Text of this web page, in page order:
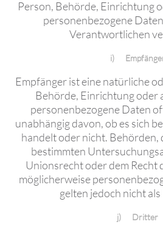
Person, Behörde, Einrichtung
personenbezogene
Verantwortlichen
i)
Empfänger ist eine natürliche
Behörde, Einrichtung oder
personenbezogene Daten
unabhängig davon, ob es sich
handelt oder nicht. Behörden,
bestimmten
Unionsrecht oder dem Recht
möglicherweise
gelten jedoch nicht
j) Dritter